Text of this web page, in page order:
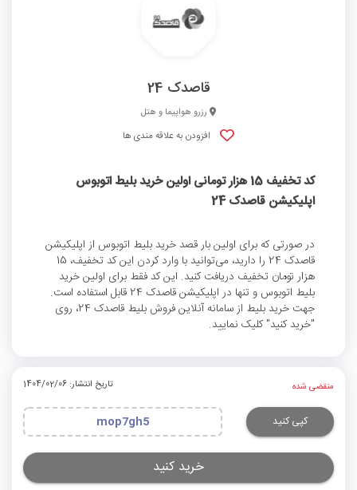
قاصدک 24
رزرو هواپیما و هتل
افزودن به علاقه مندی ها
کد تخفیف 15 هزار تومانی اولین خرید بلیط اتوبوس
اپلیکیشن قاصدک 24
در صورتی که برای اولین بار قصد خرید بلیط اتوبوس از اپلیکیشن
قاصدک 24 را دارید، می‌توانید با وارد کردن این کد تخفیف، 15
هزار تومان تخفیف دریافت کنید. این کد فقط برای اولین خرید
بلیط اتوبوس و تنها در اپلیکیشن قاصدک 24 قابل استفاده است.
جهت خرید بلیط از سامانه آنلاین فروش بلیط قاصدک 24، روی
"خرید کنید" کلیک نمایید.
منقضی شده تاریخ انتشار: 1404/02/06
کپی کنید mop7gh5
خرید کنید